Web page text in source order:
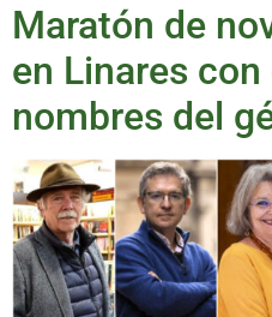
Maratón de
en Linares
nombres del